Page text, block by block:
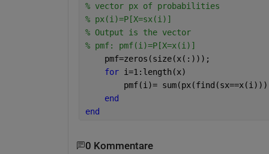
% vector px of probabilities
% px(i)=P[X=sx(i)]
% Output is the vector
% pmf: pmf(i)=P[X=x(i)]
    pmf=zeros(size(x(:)));
for i=1:length(x)
pmf(i)=
end
end
0 Kommentare